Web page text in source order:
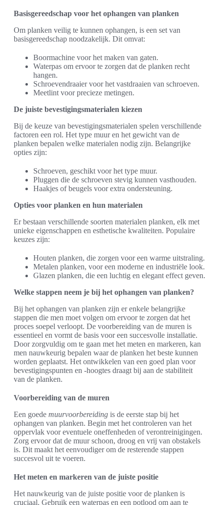
Basisgereedschap voor het ophangen van planken
Om planken veilig te kunnen ophangen, is een set van
basisgereedschap noodzakelijk. Dit omvat:
Boormachine voor het maken van gaten.
Waterpas om ervoor te zorgen dat de planken recht
hangen.
Schroevendraaier voor het vastdraaien van schroeven.
Meetlint voor precieze metingen.
De juiste bevestigingsmaterialen kiezen
Bij de keuze van bevestigingsmaterialen spelen verschillende
factoren een rol. Het type muur en het gewicht van de
planken bepalen welke materialen nodig zijn. Belangrijke
opties zijn:
Schroeven, geschikt voor het type muur.
Pluggen die de schroeven stevig kunnen vasthouden.
Haakjes of beugels voor extra ondersteuning.
Opties voor planken en hun materialen
Er bestaan verschillende soorten materialen planken, elk met
unieke eigenschappen en esthetische kwaliteiten. Populaire
keuzes zijn:
Houten planken, die zorgen voor een warme uitstraling.
Metalen planken, voor een moderne en industriële look.
Glazen planken, die een luchtig en elegant effect geven.
Welke stappen neem je bij het ophangen van planken?
Bij het ophangen van planken zijn er enkele belangrijke
stappen die men moet volgen om ervoor te zorgen dat het
proces soepel verloopt. De voorbereiding van de muren is
essentieel en vormt de basis voor een succesvolle installatie.
Door zorgvuldig om te gaan met het meten en markeren, kan
men nauwkeurig bepalen waar de planken het beste kunnen
worden geplaatst. Het ontwikkelen van een goed plan voor
bevestigingspunten en -hoogtes draagt bij aan de stabiliteit
van de planken.
Voorbereiding van de muren
Een goede muurvoorbereiding is de eerste stap bij het
ophangen van planken. Begin met het controleren van het
oppervlak voor eventuele oneffenheden of verontreinigingen.
Zorg ervoor dat de muur schoon, droog en vrij van obstakels
is. Dit maakt het eenvoudiger om de resterende stappen
succesvol uit te voeren.
Het meten en markeren van de juiste positie
Het nauwkeurig van de juiste positie voor de planken is
cruciaal. Gebruik een waterpas en een potlood om aan te